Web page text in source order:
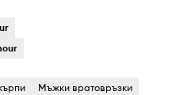
Мъжки вратовръзки